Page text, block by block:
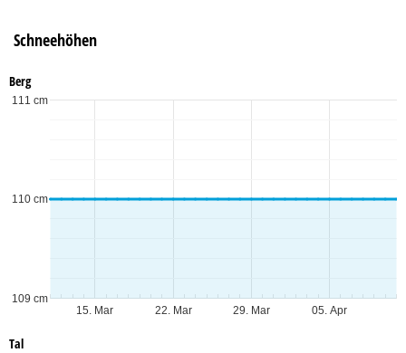
Schneehöhen
Berg
15. Mar 22. Mar 29. Mar 05. Apr
109 cm
110 cm
111 cm
Tal